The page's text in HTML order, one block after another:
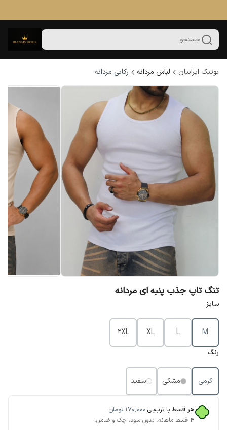
جستجو
بوتیک ایرانیان لباس مردانه رکابی مردانه
تنگ تاپ جذب پنبه ای مردانه
سایز
M
L
XL
2XL
رنگ
کرمی مشکی سفید
هر قسط با ترب‌پی:۱۷۰٬۰۰۰ تومان
۴ قسط ماهانه. بدون سود، چک و ضامن.